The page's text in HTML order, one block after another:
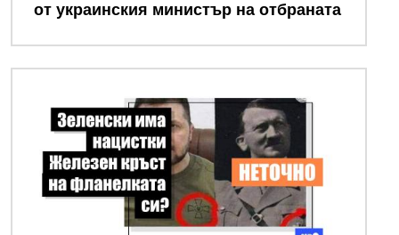
от украинския министър на отбраната